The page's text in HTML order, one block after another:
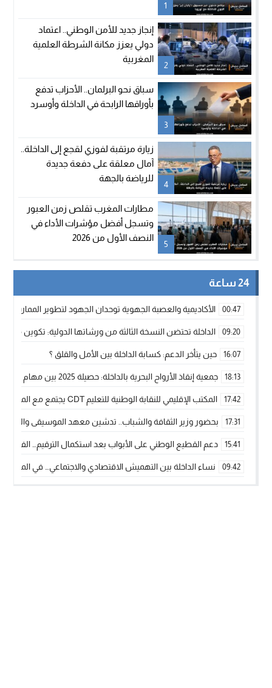
1
2
إنجاز جديد للأمن الوطني.. اعتماد
دولي يعزز مكانة الشرطة العلمية
المغربية
3
سباق نحو البرلمان.. الأحزاب تدفع
بأوراقها الرابحة في الداخلة وأوسرد
4
زيارة مرتقبة لفوزي لقجع إلى الداخلة..
آمال معلقة على دفعة جديدة
للرياضة بالجهة
5
مطارات المغرب تقلص زمن العبور
وتسجل أفضل مؤشرات الأداء في
النصف الأول من 2026
24 ساعة
00:47 الأكاديمية والعصبة الجهوية توحدان الجهود لتطوير الممارسة
09:20 الداخلة تحتضن النسخة الثالثة من ورشاتها الدولية: تكوين
16:07 حين يتأخر الدعم: كسابة الداخلة بين الأمل والقلق ؟
18:13 جمعية إنقاذ الأرواح البحرية بالداخلة: حصيلة 2025 بين مهام الإنقاذ ومشروع “دار البحار”
17:42 المكتب الإقليمي للنقابة الوطنية للتعليم CDT يجتمع مع المدير الإقليمي لمناقشة ملفات جوهرية لنساء ورجال التعليم
17:31 بحضور وزير الثقافة والشباب.. تدشين معهد الموسيقى والفنون
15:41 دعم القطيع الوطني على الأبواب بعد استكمال الترقيم…
09:42 نساء الداخلة بين التهميش الاقتصادي والاجتماعي… في المؤسسات